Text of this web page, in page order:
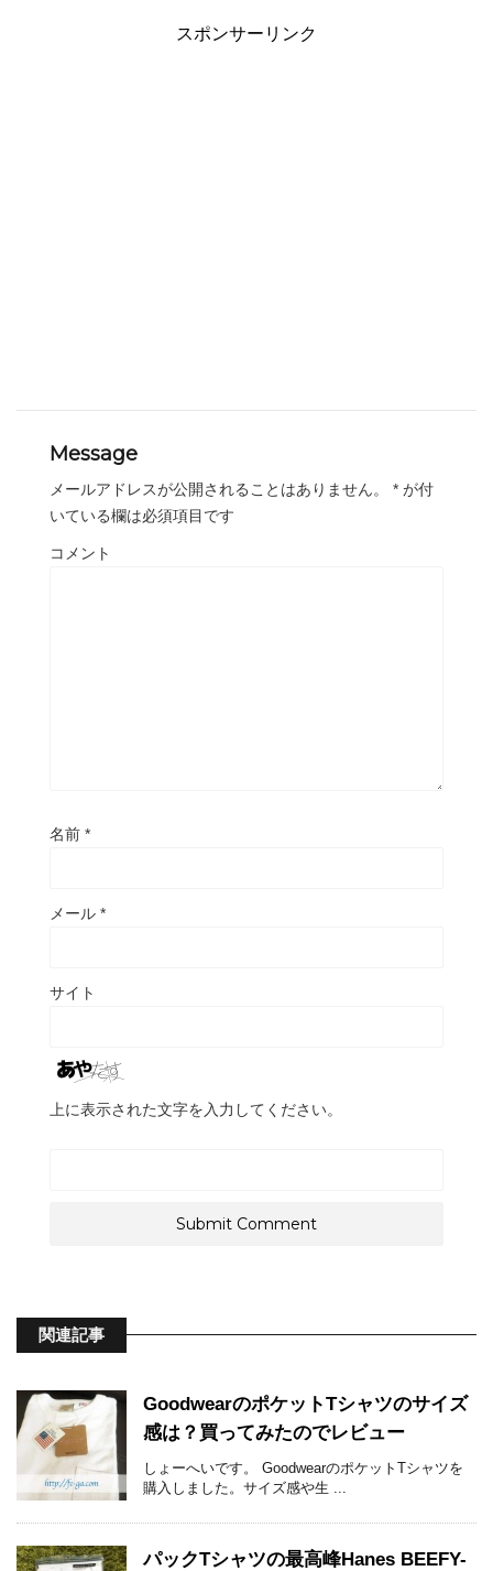
スポンサーリンク
Message
メールアドレスが公開されることはありません。 * が付
いている欄は必須項目です
コメント
名前 *
メール *
サイト
上に表示された文字を入力してください。
関連記事
GoodwearのポケットTシャツのサイズ
感は？買ってみたのでレビュー
しょーへいです。 GoodwearのポケットTシャツを
購入しました。サイズ感や生 ...
パックTシャツの最高峰Hanes BEEFY-